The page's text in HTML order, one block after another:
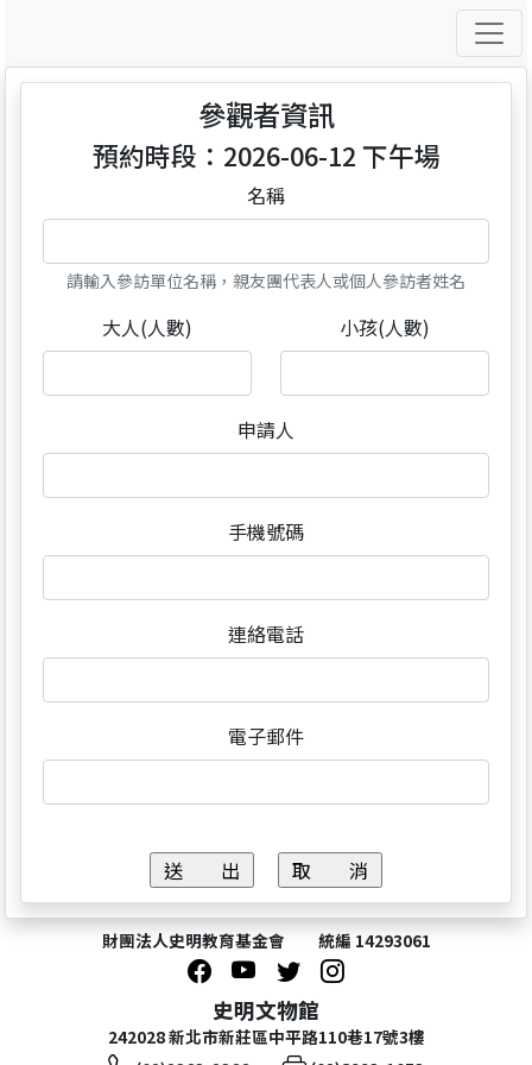
參觀者資訊
預約時段：2026-06-12 下午場
名稱
請輸入參訪單位名稱，親友團代表人或個人參訪者姓名
大人(人數) 小孩(人數)
申請人
手機號碼
連絡電話
電子郵件
財團法人史明教育基金會 統編 14293061
史明文物館
242028 新北市新莊區中平路110巷17號3樓